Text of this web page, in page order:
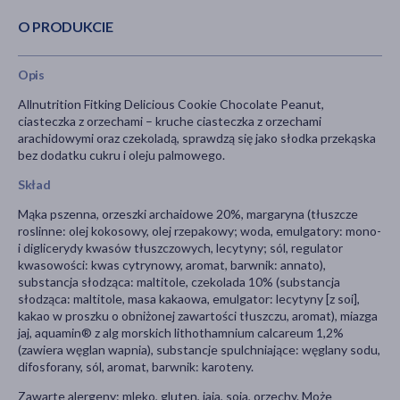
O PRODUKCIE
Opis
Allnutrition Fitking Delicious Cookie Chocolate Peanut,
ciasteczka z orzechami – kruche ciasteczka z orzechami
arachidowymi oraz czekoladą, sprawdzą się jako słodka przekąska
bez dodatku cukru i oleju palmowego.
Skład
Mąka pszenna, orzeszki archaidowe 20%, margaryna (tłuszcze
roslinne: olej kokosowy, olej rzepakowy; woda, emulgatory: mono-
i diglicerydy kwasów tłuszczowych, lecytyny; sól, regulator
kwasowości: kwas cytrynowy, aromat, barwnik: annato),
substancja słodząca: maltitole, czekolada 10% (substancja
słodząca: maltitole, masa kakaowa, emulgator: lecytyny [z soi],
kakao w proszku o obniżonej zawartości tłuszczu, aromat), miazga
jaj, aquamin® z alg morskich lithothamnium calcareum 1,2%
(zawiera węglan wapnia), substancje spulchniające: węglany sodu,
difosforany, sól, aromat, barwnik: karoteny.
Zawarte alergeny: mleko, gluten, jaja, soja, orzechy. Może